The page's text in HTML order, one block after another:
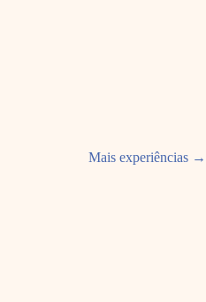
Mais experiências →